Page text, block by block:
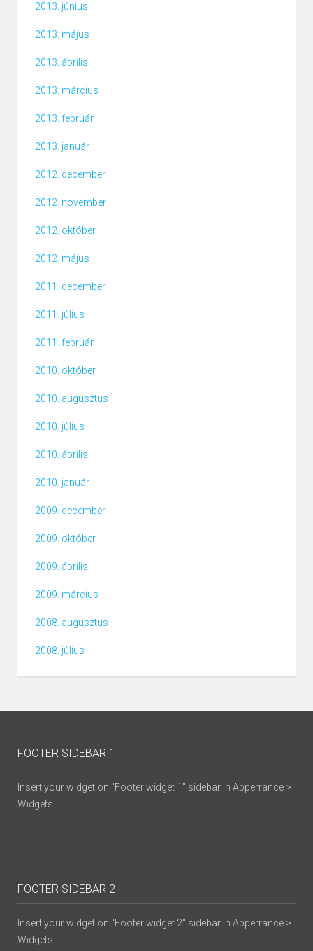
2013. június
2013. május
2013. április
2013. március
2013. február
2013. január
2012. december
2012. november
2012. október
2012. május
2011. december
2011. július
2011. február
2010. október
2010. augusztus
2010. július
2010. április
2010. január
2009. december
2009. október
2009. április
2009. március
2008. augusztus
2008. július
FOOTER SIDEBAR 1
Insert your widget on "Footer widget 1" sidebar in Apperrance >
Widgets
FOOTER SIDEBAR 2
Insert your widget on "Footer widget 2" sidebar in Apperrance >
Widgets